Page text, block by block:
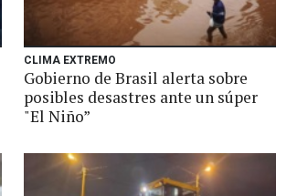
CLIMA EXTREMO
Gobierno de Brasil alerta sobre
posibles desastres ante un súper
"El Niño”